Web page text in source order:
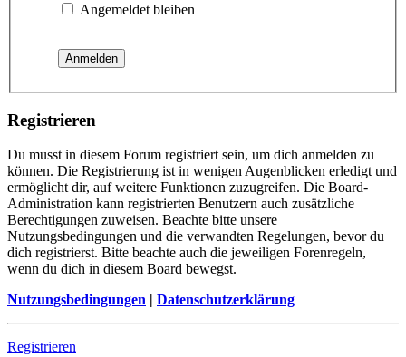
Angemeldet bleiben
Registrieren
Du musst in diesem Forum registriert sein, um dich anmelden zu
können. Die Registrierung ist in wenigen Augenblicken erledigt und
ermöglicht dir, auf weitere Funktionen zuzugreifen. Die Board-
Administration kann registrierten Benutzern auch zusätzliche
Berechtigungen zuweisen. Beachte bitte unsere
Nutzungsbedingungen und die verwandten Regelungen, bevor du
dich registrierst. Bitte beachte auch die jeweiligen Forenregeln,
wenn du dich in diesem Board bewegst.
Nutzungsbedingungen | Datenschutzerklärung
Registrieren